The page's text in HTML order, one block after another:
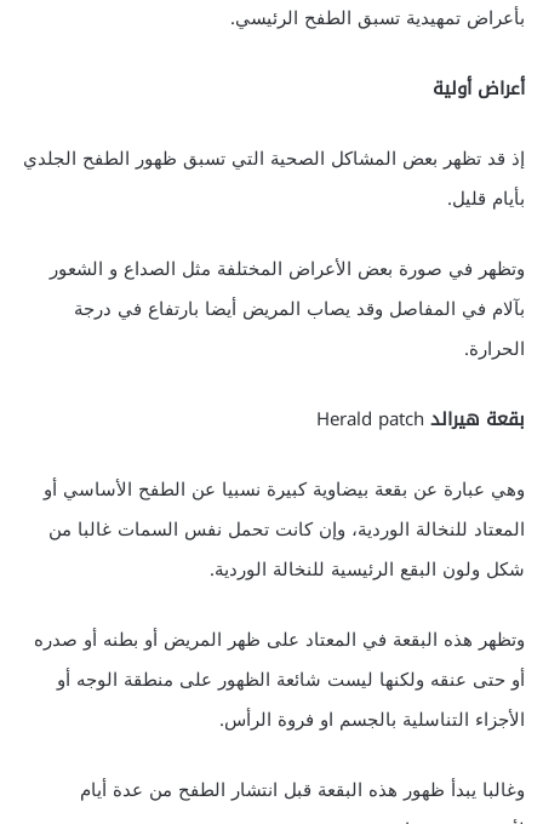
بأعراض تمهيدية تسبق الطفح الرئيسي.
أعراض أولية
إذ قد تظهر بعض المشاكل الصحية التي تسبق ظهور الطفح الجلدي
بأيام قليل.
وتظهر في صورة بعض الأعراض المختلفة مثل الصداع و الشعور
بآلام في المفاصل وقد يصاب المريض أيضا بارتفاع في درجة
الحرارة.
بقعة هيرالد
وهي عبارة عن بقعة بيضاوية كبيرة نسبيا عن الطفح الأساسي أو
المعتاد للنخالة الوردية، وإن كانت تحمل نفس السمات غالبا من
شكل ولون البقع الرئيسية للنخالة الوردية.
وتظهر هذه البقعة في المعتاد على ظهر المريض أو بطنه أو صدره
أو حتى عنقه ولكنها ليست شائعة الظهور على منطقة الوجه أو
الأجزاء التناسلية بالجسم او فروة الرأس.
وغالبا يبدأ ظهور هذه البقعة قبل انتشار الطفح من عدة أيام